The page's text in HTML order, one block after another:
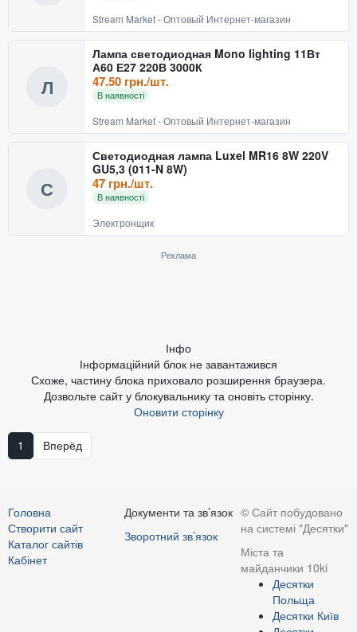
Stream Market - Оптовый Интернет-магазин
Л
Лампа светодиодная Mono lighting 11Вт
А60 Е27 220В 3000К
47.50 грн./шт.
В наявності
Stream Market - Оптовый Интернет-магазин
С
Светодиодная лампа Luxel MR16 8W 220V
GU5,3 (011-N 8W)
47 грн./шт.
В наявності
Электронщик
Реклама
Інфо
Інформаційний блок не завантажився
Схоже, частину блока приховало розширення браузера.
Дозвольте сайт у блокувальнику та оновіть сторінку.
Оновити сторінку
1 Вперёд
Головна
Створити сайт
Каталог сайтів
Кабінет
Документи та зв’язок
Зворотний зв’язок
© Сайт побудовано
на системі "Десятки"
Міста та
майданчики 10ki
Десятки
Польща
Десятки Київ